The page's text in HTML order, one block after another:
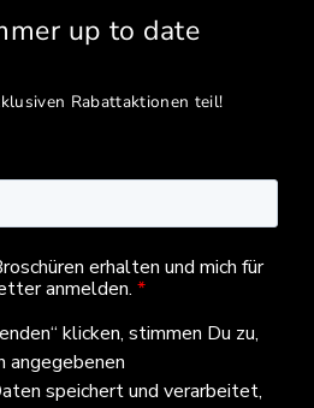
up to date
Rabattaktionen teil!